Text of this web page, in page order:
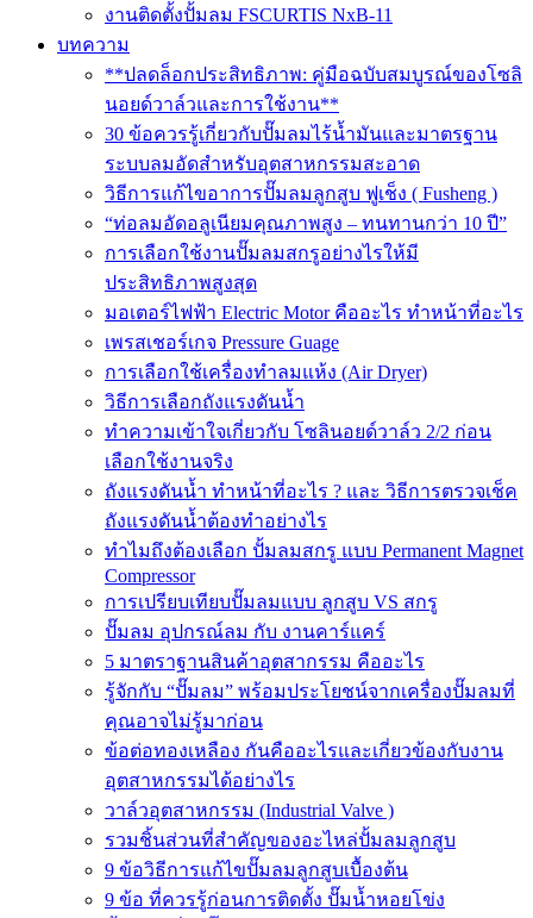
งานติดตั้งปั้มลม FSCURTIS NxB-11
บทความ
**ปลดล็อกประสิทธิภาพ: คู่มือฉบับสมบูรณ์ของโซลิ
นอยด์วาล์วและการใช้งาน**
30 ข้อควรรู้เกี่ยวกับปั๊มลมไร้น้ำมันและมาตรฐาน
ระบบลมอัดสำหรับอุตสาหกรรมสะอาด
วิธีการแก้ไขอาการปั๊มลมลูกสูบ ฟูเช็ง ( Fusheng )
“ท่อลมอัดอลูเนียมคุณภาพสูง – ทนทานกว่า 10 ปี”
การเลือกใช้งานปั๊มลมสกรูอย่างไรให้มี
ประสิทธิภาพสูงสุด
มอเตอร์ไฟฟ้า Electric Motor คืออะไร ทำหน้าที่อะไร
เพรสเชอร์เกจ Pressure Guage
การเลือกใช้เครื่องทำลมแห้ง (Air Dryer)
วิธีการเลือกถังแรงดันน้ำ
ทำความเข้าใจเกี่ยวกับ โซลินอยด์วาล์ว 2/2 ก่อน
เลือกใช้งานจริง
ถังแรงดันน้ำ ทำหน้าที่อะไร ? และ วิธีการตรวจเช็ค
ถังแรงดันน้ำต้องทำอย่างไร
ทำไมถึงต้องเลือก ปั้มลมสกรู แบบ Permanent Magnet
Compressor
การเปรียบเทียบปั๊มลมแบบ ลูกสูบ VS สกรู
ปั๊มลม อุปกรณ์ลม กับ งานคาร์แคร์
5 มาตราฐานสินค้าอุตสากรรม คืออะไร
รู้จักกับ “ปั๊มลม” พร้อมประโยชน์จากเครื่องปั๊มลมที่
คุณอาจไม่รู้มาก่อน
ข้อต่อทองเหลือง กันคืออะไรและเกี่ยวข้องกับงาน
อุตสาหกรรมได้อย่างไร
วาล์วอุตสาหกรรม (Industrial Valve )
รวมชิ้นส่วนที่สำคัญของอะไหล่ปั้มลมลูกสูบ
9 ข้อวิธีการแก้ไขปั๊มลมลูกสูบเบื้องต้น
9 ข้อ ที่ควรรู้ก่อนการติดตั้ง ปั๊มน้ำหอยโข่ง